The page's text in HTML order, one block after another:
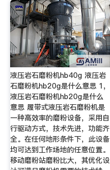
液压岩石磨粉机hb40g 液压岩
石磨粉机hb20g是什么意思 1,
液压岩石磨粉机hb20g是什么
意思 履带式液压岩石磨粉机是
一种高效率的磨粉设备，采用自
行驱动方式，技术先进，功能齐
全。在任何地形条件下，此设备
均可达到工作场地的任意位置。
移动磨粉站磨粉比大，其优化设